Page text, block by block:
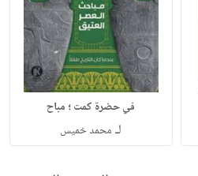
في حضرة كمت ؛ مباح
لـ محمد خميس